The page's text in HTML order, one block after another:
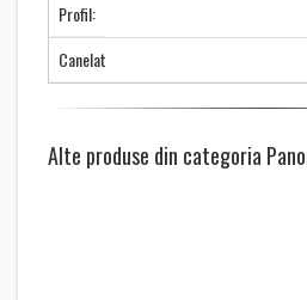
Profil:
Canelat
Alte produse din categoria